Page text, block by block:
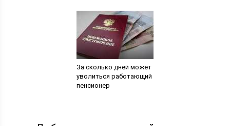
За сколько дней может
уволиться работающий
пенсионер